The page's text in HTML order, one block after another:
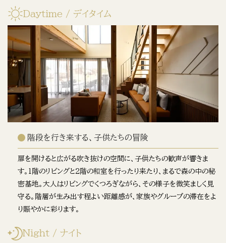
Daytime / デイタイム
階段を行き来する、子供たちの冒険
扉を開けると広がる吹き抜けの空間に、子供たちの歓声が響きま
す。1階のリビングと2階の和室を行ったり来たり、まるで森の中の秘
密基地。大人はリビングでくつろぎながら、その様子を微笑ましく見
守る。階層が生み出す程よい距離感が、家族やグループの滞在をよ
り賑やかに彩ります。
Night / ナイト